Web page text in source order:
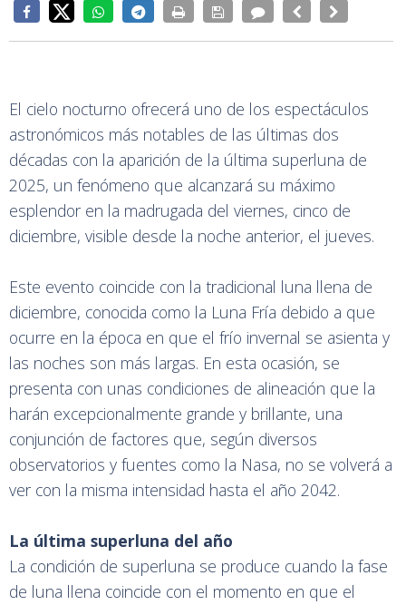
El cielo nocturno ofrecerá uno de los espectáculos
astronómicos más notables de las últimas dos
décadas con la aparición de la última superluna de
2025, un fenómeno que alcanzará su máximo
esplendor en la madrugada del viernes, cinco de
diciembre, visible desde la noche anterior, el jueves.
Este evento coincide con la tradicional luna llena de
diciembre, conocida como la Luna Fría debido a que
ocurre en la época en que el frío invernal se asienta y
las noches son más largas. En esta ocasión, se
presenta con unas condiciones de alineación que la
harán excepcionalmente grande y brillante, una
conjunción de factores que, según diversos
observatorios y fuentes como la Nasa, no se volverá a
ver con la misma intensidad hasta el año 2042.
La última superluna del año
La condición de superluna se produce cuando la fase
de luna llena coincide con el momento en que el